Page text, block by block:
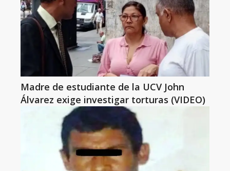
Madre de estudiante de la UCV John
Álvarez exige investigar torturas (VIDEO)